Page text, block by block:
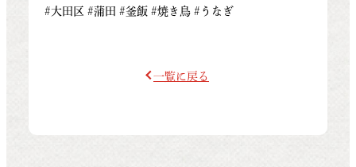
#大田区 #蒲田 #釜飯 #焼き鳥 #うなぎ
一覧に戻る